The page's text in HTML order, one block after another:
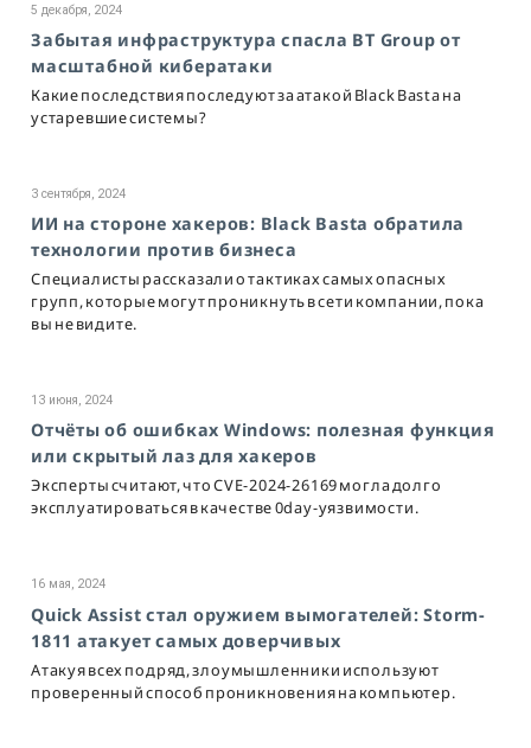
5 декабря, 2024
Забытая инфраструктура спасла BT Group от
масштабной кибератаки
Какие последствия последуют за атакой Black Basta на
устаревшие системы?
3 сентября, 2024
ИИ на стороне хакеров: Black Basta обратила
технологии против бизнеса
Специалисты рассказали о тактиках самых опасных
групп, которые могут проникнуть в сети компании, пока
вы не видите.
13 июня, 2024
Отчёты об ошибках Windows: полезная функция
или скрытый лаз для хакеров
Эксперты считают, что CVE-2024-26169 могла долго
эксплуатироваться в качестве 0day-уязвимости.
16 мая, 2024
Quick Assist стал оружием вымогателей: Storm-
1811 атакует самых доверчивых
Атакуя всех подряд, злоумышленники используют
проверенный способ проникновения на компьютер.